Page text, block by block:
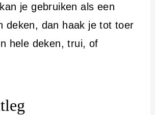
je gebruiken als een
deken, dan haak je tot toer
hele deken, trui, of